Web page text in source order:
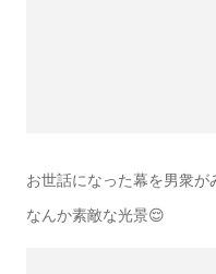
お世話になった幕を男衆が
なんか素敵な光景😌